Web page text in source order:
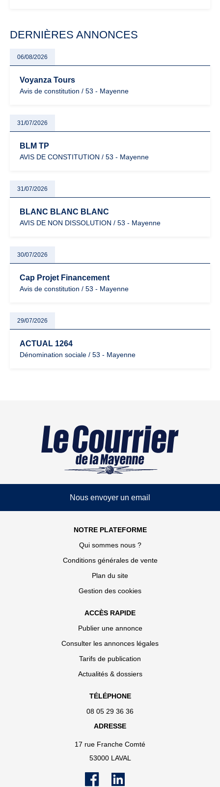
DERNIÈRES ANNONCES
06/08/2026
Voyanza Tours
Avis de constitution / 53 - Mayenne
31/07/2026
BLM TP
AVIS DE CONSTITUTION / 53 - Mayenne
31/07/2026
BLANC BLANC BLANC
AVIS DE NON DISSOLUTION / 53 - Mayenne
30/07/2026
Cap Projet Financement
Avis de constitution / 53 - Mayenne
29/07/2026
ACTUAL 1264
Dénomination sociale / 53 - Mayenne
Nous envoyer un email
NOTRE PLATEFORME
Qui sommes nous ?
Conditions générales de vente
Plan du site
Gestion des cookies
ACCÈS RAPIDE
Publier une annonce
Consulter les annonces légales
Tarifs de publication
Actualités & dossiers
TÉLÉPHONE
08 05 29 36 36
ADRESSE
17 rue Franche Comté
53000 LAVAL